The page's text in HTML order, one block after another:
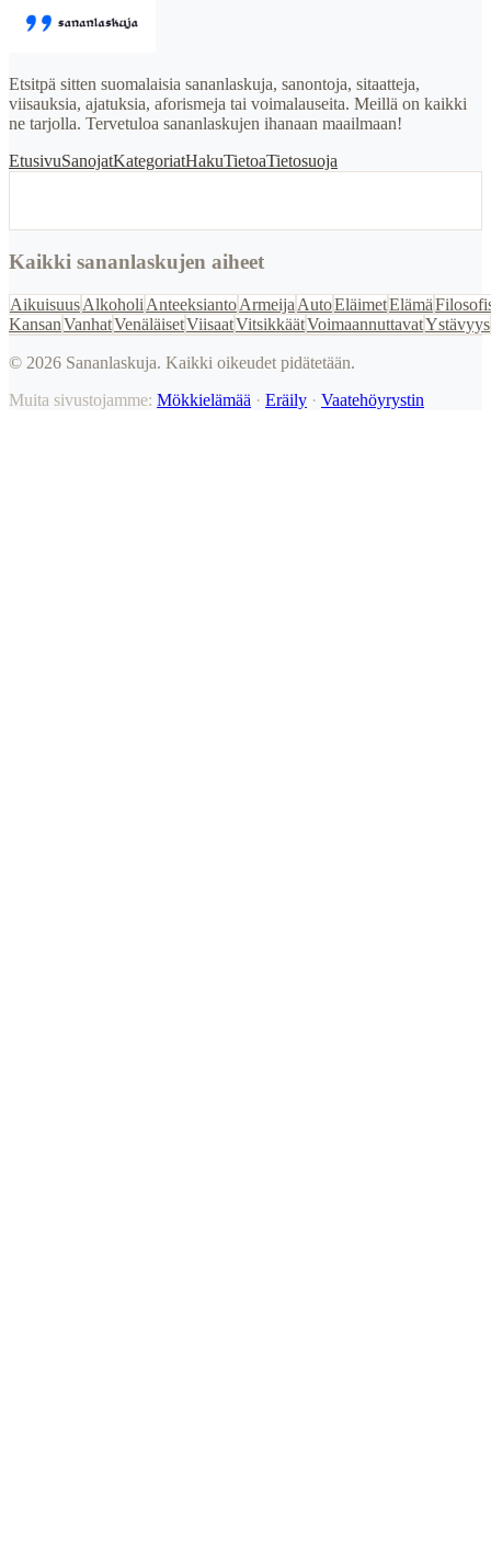
Etsitpä sitten suomalaisia sananlaskuja, sanontoja, sitaatteja,
viisauksia, ajatuksia, aforismeja tai voimalauseita. Meillä on kaikki
ne tarjolla. Tervetuloa sananlaskujen ihanaan maailmaan!
EtusivuSanojatKategoriatHakuTietoaTietosuoja
Kaikki sananlaskujen aiheet
AikuisuusAlkoholi AnteeksiantoArmeija AutoEläimetElämä
KansanVanhatVenäläisetViisaatVitsikkäätVoimaannuttavatYstävyys
© 2026 Sananlaskuja. Kaikki oikeudet pidätetään.
Muita sivustojamme: Mökkielämää · Eräily · Vaatehöyrystin